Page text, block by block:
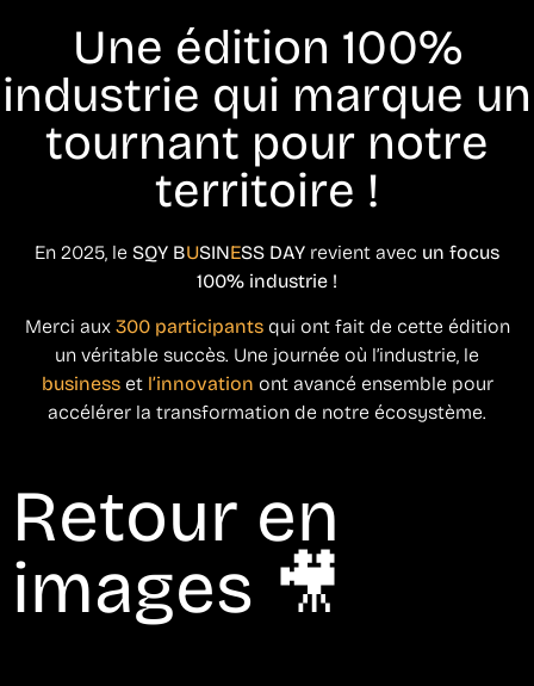
Une édition 100%
industrie qui marque un
tournant pour notre
territoire !
En 2025, le SQY BUSINESS DAY revient avec un focus
100% industrie !
Merci aux 300 participantsqui ont fait de cette édition
un véritable succès. Une journée où l’industrie, le
businesset l’innovation ont avancé ensemble pour
accélérer la transformation de notre écosystème.
Retour en
images 🎥